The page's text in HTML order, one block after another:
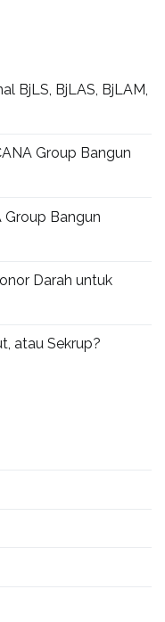
BjLS, BjLAS, BjLAM,
Group Bangun
Group Bangun
Darah untuk
atau Sekrup?